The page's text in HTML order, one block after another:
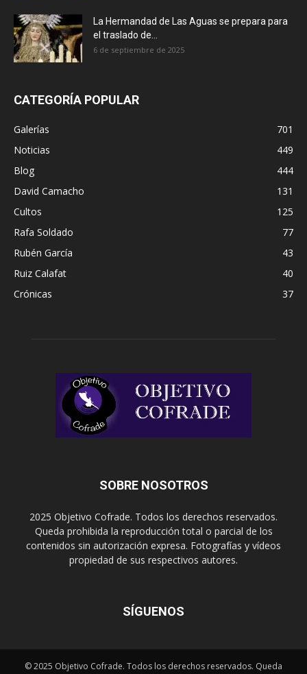
La Hermandad de Las Aguas se prepara para
el traslado de...
6 de septiembre de 2025
CATEGORÍA POPULAR
Galerías
701
Noticias
449
Blog
444
David Camacho
131
Cultos
125
Rafa Soldado
77
Rubén García
43
Ruiz Calafat
40
Crónicas
37
SOBRE NOSOTROS
2025 Objetivo Cofrade. Todos los derechos reservados.
Queda prohibida la reproducción total o parcial de los
contenidos sin autorización expresa. Fotografías y vídeos
propiedad de sus respectivos autores.
SÍGUENOS
© 2025 Objetivo Cofrade. Todos los derechos reservados. Queda